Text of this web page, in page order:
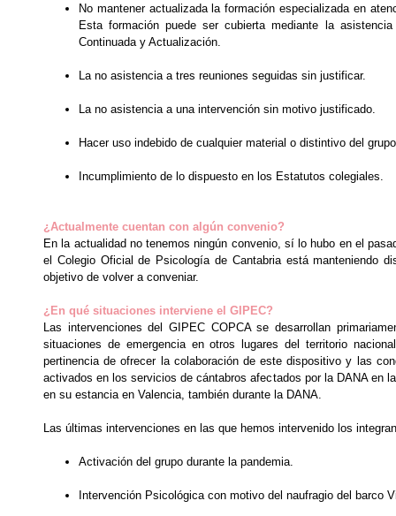
No mantener actualizada la formación especializada en
Esta formación puede ser cubierta mediante la
Continuada y Actualización.
La no asistencia a tres reuniones seguidas sin justificar.
La no asistencia a una intervención sin motivo justificado.
Hacer uso indebido de cualquier material o distintivo del
Incumplimiento de lo dispuesto en los Estatutos colegiales.
¿Actualmente cuentan con algún convenio?
En la actualidad no tenemos ningún convenio, sí lo hubo en el
el Colegio Oficial de Psicología de Cantabria está manteniendo
objetivo de volver a conveniar.
¿En qué situaciones interviene el GIPEC?
Las intervenciones del GIPEC COPCA se desarrollan
situaciones de emergencia en otros lugares del territorio
pertinencia de ofrecer la colaboración de este dispositivo y las
activados en los servicios de cántabros afectados por la DANA en
en su estancia en Valencia, también durante la DANA.
Las últimas intervenciones en las que hemos intervenido los
Activación del grupo durante la pandemia.
Intervención Psicológica con motivo del naufragio del barco